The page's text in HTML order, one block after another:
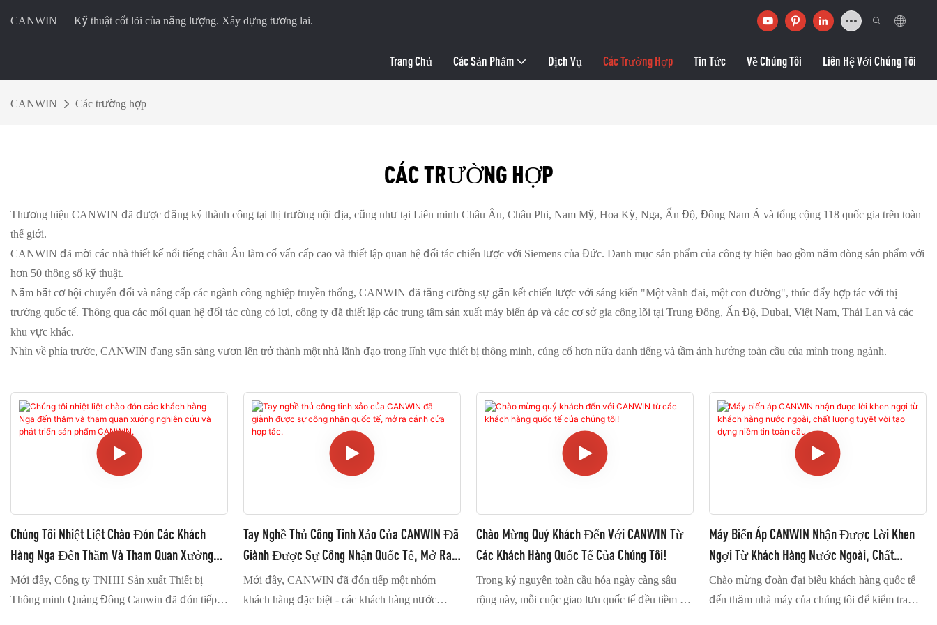
CANWIN — Kỹ thuật cốt lõi của năng lượng. Xây dựng tương lai.
Trang Chủ Các Sản Phẩm Dịch Vụ Các Trường Hợp Tin Tức Về Chúng Tôi Liên Hệ Với Chúng Tôi
CANWIN Các trường hợp
CÁC TRƯỜNG HỢP
Thương hiệu CANWIN đã được đăng ký thành công tại thị trường nội địa, cũng như tại Liên minh Châu Âu, Châu Phi, Nam Mỹ, Hoa Kỳ, Nga, Ấn Độ, Đông Nam Á và tổng cộng 118 quốc gia trên toàn
thế giới.
CANWIN đã mời các nhà thiết kế nổi tiếng châu Âu làm cố vấn cấp cao và thiết lập quan hệ đối tác chiến lược với Siemens của Đức. Danh mục sản phẩm của công ty hiện bao gồm năm dòng sản phẩm với
hơn 50 thông số kỹ thuật.
Nắm bắt cơ hội chuyển đổi và nâng cấp các ngành công nghiệp truyền thống, CANWIN đã tăng cường sự gắn kết chiến lược với sáng kiến ​​"Một vành đai, một con đường", thúc đẩy hợp tác với thị
trường quốc tế. Thông qua các mối quan hệ đối tác cùng có lợi, công ty đã thiết lập các trung tâm sản xuất máy biến áp và các cơ sở gia công lõi tại Trung Đông, Ấn Độ, Dubai, Việt Nam, Thái Lan và các
khu vực khác.
Nhìn về phía trước, CANWIN đang sẵn sàng vươn lên trở thành một nhà lãnh đạo trong lĩnh vực thiết bị thông minh, củng cố hơn nữa danh tiếng và tầm ảnh hưởng toàn cầu của mình trong ngành.
Chúng Tôi Nhiệt Liệt Chào Đón Các Khách
Hàng Nga Đến Thăm Và Tham Quan Xưởng
Nghiên Cứu Và Phát Triển Sản Phẩm CANWIN.
Mới đây, Công ty TNHH Sản xuất Thiết bị
Thông minh Quảng Đông Canwin đã đón tiếp
Tay Nghề Thủ Công Tinh Xảo Của CANWIN Đã
Giành Được Sự Công Nhận Quốc Tế, Mở Ra
Cánh Cửa Hợp Tác.
Mới đây, CANWIN đã đón tiếp một nhóm
khách hàng đặc biệt - các khách hàng nước
Chào Mừng Quý Khách Đến Với CANWIN Từ
Các Khách Hàng Quốc Tế Của Chúng Tôi!
Trong kỷ nguyên toàn cầu hóa ngày càng sâu
rộng này, mỗi cuộc giao lưu quốc tế đều tiềm ẩn
Máy Biến Áp CANWIN Nhận Được Lời Khen
Ngợi Từ Khách Hàng Nước Ngoài, Chất
Lượng Tuyệt Vời Tạo Dựng Niềm Tin Toàn
Cầu.
Chào mừng đoàn đại biểu khách hàng quốc tế
đến thăm nhà máy của chúng tôi để kiểm tra